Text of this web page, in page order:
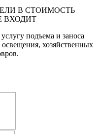
В СТОИМОСТЬ
ВХОДИТ
подъема и заноса
освещения, хозяйственных